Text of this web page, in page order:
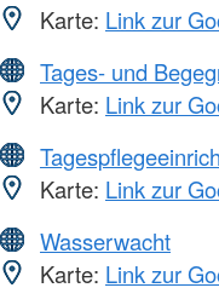
Karte: Link zur
Tages- und
Karte: Link zur
Karte: Link zur
Wasserwacht
Karte: Link zur